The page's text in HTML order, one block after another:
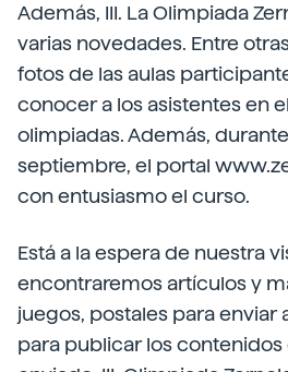
Además, III. La Olimpiada
varias novedades. Entre
fotos de las aulas
conocer a los asistentes en
olimpiadas. Además,
septiembre, el portal
con entusiasmo el curso.
Está a la espera de nuestra
encontraremos artículos y
juegos, postales para enviar
para publicar los contenidos